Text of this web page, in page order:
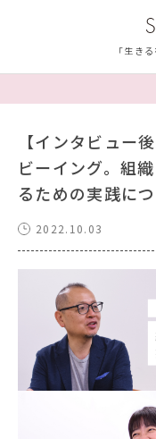
「生き
訪問
人を
お楽し
お悩
ソフィ
連載
【インタビュー
ビーイング。組
るための実践に
2022.10.03